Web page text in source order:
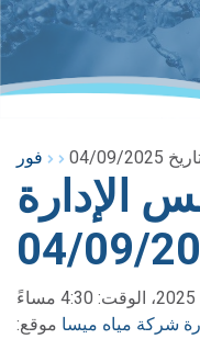
فور
الإدارة
موقع: شركة مياه ميسا